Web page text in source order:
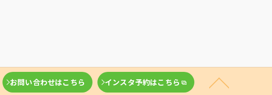
お問い合わせはこちら インスタ予約はこちら